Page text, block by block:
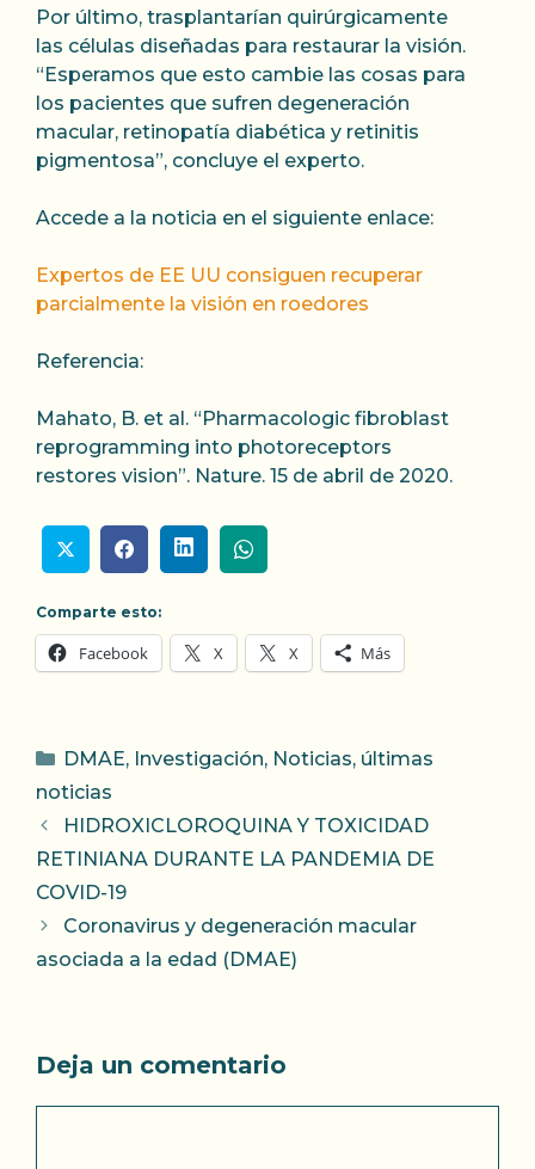
Por último, trasplantarían quirúrgicamente
las células diseñadas para restaurar la visión.
“Esperamos que esto cambie las cosas para
los pacientes que sufren degeneración
macular, retinopatía diabética y retinitis
pigmentosa”, concluye el experto.
Accede a la noticia en el siguiente enlace:
Expertos de EE UU consiguen recuperar
parcialmente la visión en roedores
Referencia:
Mahato, B. et al. “Pharmacologic fibroblast
reprogramming into photoreceptors
restores vision”. Nature. 15 de abril de 2020.
Comparte esto:
Facebook X X Más
Categorías
DMAE, Investigación, Noticias, últimas
noticias
HIDROXICLOROQUINA Y TOXICIDAD
RETINIANA DURANTE LA PANDEMIA DE
COVID-19
Coronavirus y degeneración macular
asociada a la edad (DMAE)
Deja un comentario